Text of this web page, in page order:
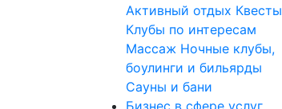
Активный отдых Квесты
Клубы по интересам
Массаж Ночные клубы,
боулинги и бильярды
Сауны и бани
Бизнес в сфере услуг